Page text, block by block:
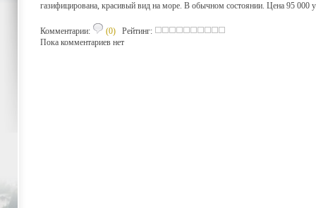
газифицирована, красивый вид на море. В обычном состоянии. Цена 95 000
Комментарии: (0) Рейтинг:
Пока комментариев нет